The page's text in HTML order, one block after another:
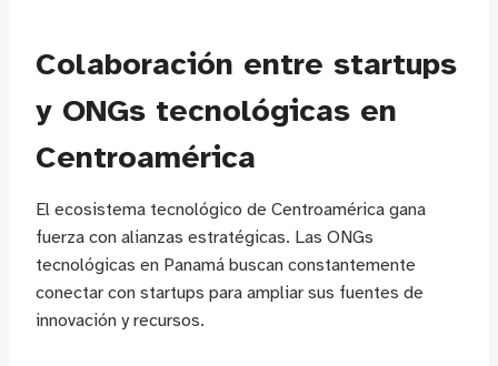
Colaboración entre startups
y ONGs tecnológicas en
Centroamérica
El ecosistema tecnológico de Centroamérica gana
fuerza con alianzas estratégicas. Las ONGs
tecnológicas en Panamá buscan constantemente
conectar con startups para ampliar sus fuentes de
innovación y recursos.